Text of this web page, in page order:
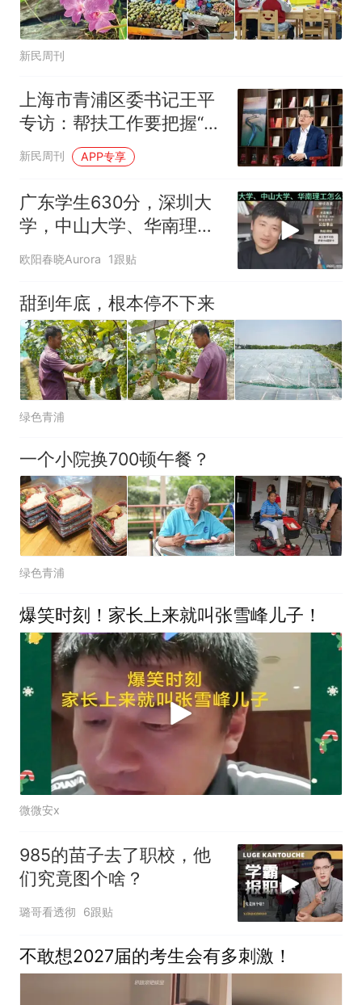
新民周刊
上海市青浦区委书记王平
专访：帮扶工作要把握“普
惠共享”与“长效赋能”
新民周刊 APP专享
广东学生630分，深圳大
学，中山大学、华南理工
怎么选！
欧阳春晓Aurora 1跟贴
甜到年底，根本停不下来
绿色青浦
一个小院换700顿午餐？
绿色青浦
爆笑时刻！家长上来就叫张雪峰儿子！
微微安x
985的苗子去了职校，他
们究竟图个啥？
璐哥看透彻 6跟贴
不敢想2027届的考生会有多刺激！